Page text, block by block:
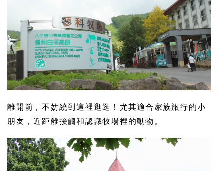
離開前，不妨繞到這裡逛逛！尤其適合家族旅行的小
朋友，近距離接觸和認識牧場裡的動物。